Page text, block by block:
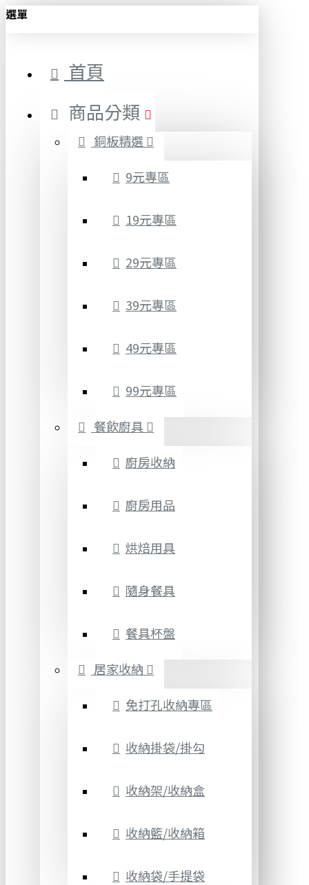
選單
首頁
商品分類
銅板精選
9元專區
19元專區
29元專區
39元專區
49元專區
99元專區
餐飲廚具
廚房收納
廚房用品
烘焙用具
隨身餐具
餐具杯盤
居家收納
免打孔收納專區
收納掛袋/掛勾
收納架/收納盒
收納籃/收納箱
收納袋/手提袋